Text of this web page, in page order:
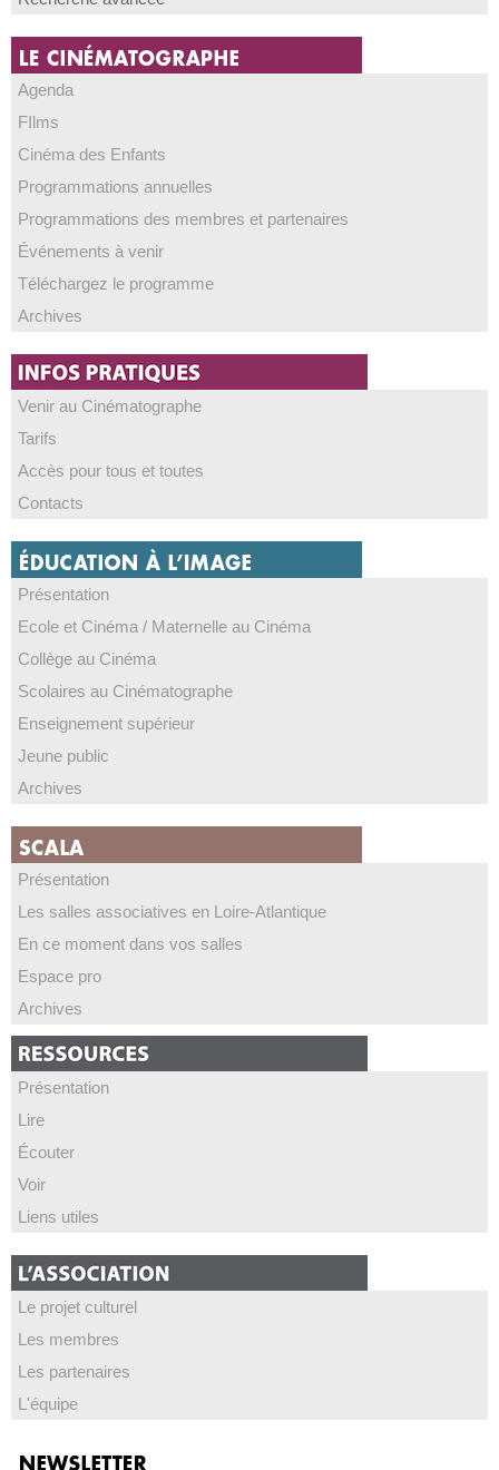
Agenda
FIlms
Cinéma des Enfants
Programmations annuelles
Programmations des membres et partenaires
Événements à venir
Téléchargez le programme
Archives
Venir au Cinématographe
Tarifs
Accès pour tous et toutes
Contacts
Présentation
Ecole et Cinéma / Maternelle au Cinéma
Collège au Cinéma
Scolaires au Cinématographe
Enseignement supérieur
Jeune public
Archives
Présentation
Les salles associatives en Loire-Atlantique
En ce moment dans vos salles
Espace pro
Archives
Présentation
Lire
Écouter
Voir
Liens utiles
Le projet culturel
Les membres
Les partenaires
L'équipe